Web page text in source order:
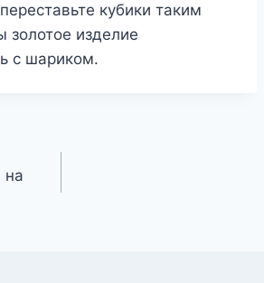
кубики таким
золотое изделие
с шариком.
на